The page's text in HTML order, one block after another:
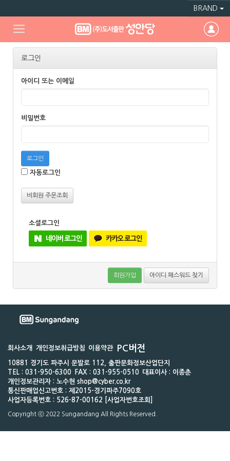
BRAND
로그인
아이디 또는 이메일
비밀번호
로그인
자동로그인
비회원 주문조회
소셜로그인
회원가입 아이디 패스워드 찾기
회사소개 개인정보취급방침 이용약관 PC버전
10881 경기도 파주시 문발로 112, 출판문화정보산업단지
TEL : 031-950-6300
FAX : 031-955-0510
대표이사 : 이종춘
개인정보관리자 : 노수현 shop@cyber.co.kr
통신판매업신고번호 : 제2015-경기파주7090호
사업자등록번호 : 526-87-00162 [사업자번호조회]
Copyright ⓒ 2022 Sungandang All Rights Reserved.